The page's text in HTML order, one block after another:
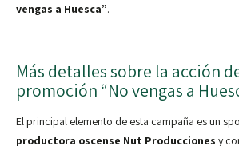
vengas a Huesca”.
Más detalles sobre la acción
promoción “No vengas a
El principal elemento de esta campaña es un
productora oscense Nut Producciones y